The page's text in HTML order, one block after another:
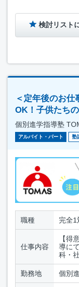
検討リスト
＜定年後のお仕
OK！子供たち
個別進学指導塾
アルバイト・パート 塾
職種 完全1
仕事内容
【得
導に
科・
勤務地 個別